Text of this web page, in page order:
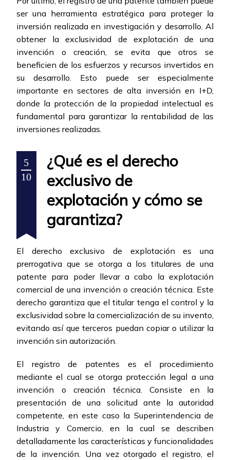
ser una herramienta estratégica para proteger la
inversión realizada en investigación y desarrollo. Al
obtener la exclusividad de explotación de una
invención o creación, se evita que otros se
beneficien de los esfuerzos y recursos invertidos en
su desarrollo. Esto puede ser especialmente
importante en sectores de alta inversión en I+D,
donde la protección de la propiedad intelectual es
fundamental para garantizar la rentabilidad de las
inversiones realizadas.
5
10
¿Qué es el derecho
exclusivo de
explotación y cómo se
garantiza?
El derecho exclusivo de explotación es una
prerrogativa que se otorga a los titulares de una
patente para poder llevar a cabo la explotación
comercial de una invención o creación técnica. Este
derecho garantiza que el titular tenga el control y la
exclusividad sobre la comercialización de su invento,
evitando así que terceros puedan copiar o utilizar la
invención sin autorización.
El registro de patentes es el procedimiento
mediante el cual se otorga protección legal a una
invención o creación técnica. Consiste en la
presentación de una solicitud ante la autoridad
competente, en este caso la Superintendencia de
Industria y Comercio, en la cual se describen
detalladamente las características y funcionalidades
de la invención. Una vez otorgado el registro, el